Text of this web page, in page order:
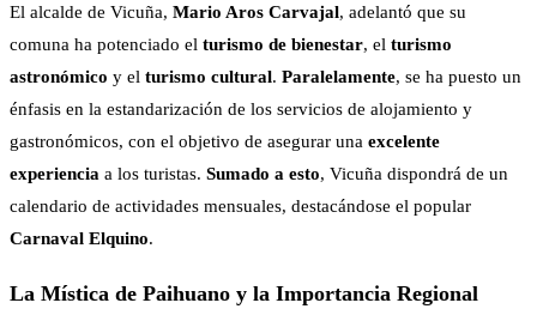
El alcalde de Vicuña, Mario Aros Carvajal, adelantó que su
comuna ha potenciado el turismo de bienestar, el turismo
astronómico y el turismo cultural. Paralelamente, se ha puesto un
énfasis en la estandarización de los servicios de alojamiento y
gastronómicos, con el objetivo de asegurar una excelente
experiencia a los turistas. Sumado a esto, Vicuña dispondrá de un
calendario de actividades mensuales, destacándose el popular
Carnaval Elquino.
La Mística de Paihuano y la Importancia Regional